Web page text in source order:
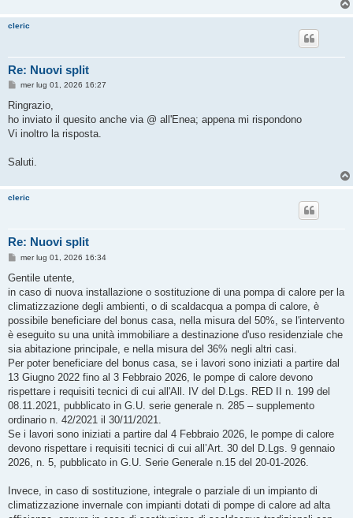
cleric
Re: Nuovi split
M
s
a
g
o
mer lug 01, 2026 16:27
Ringrazio,
ho inviato il quesito anche via @ all'Enea; appena mi rispondono
Vi inoltro la risposta.
Saluti.
cleric
Re: Nuovi split
M
s
a
g
i
o
mer lug 01, 2026 16:34
Gentile utente,
in caso di nuova installazione o sostituzione di una pompa di calore per la
climatizzazione degli ambienti, o di scaldacqua a pompa di calore, è
possibile beneficiare del bonus casa, nella misura del 50%, se l'intervento
è eseguito su una unità immobiliare a destinazione d'uso residenziale che
sia abitazione principale, e nella misura del 36% negli altri casi.
Per poter beneficiare del bonus casa, se i lavori sono iniziati a partire dal
13 Giugno 2022 fino al 3 Febbraio 2026, le pompe di calore devono
rispettare i requisiti tecnici di cui all'All. IV del D.Lgs. RED II n. 199 del
08.11.2021, pubblicato in G.U. serie generale n. 285 – supplemento
ordinario n. 42/2021 il 30/11/2021.
Se i lavori sono iniziati a partire dal 4 Febbraio 2026, le pompe di calore
devono rispettare i requisiti tecnici di cui all’Art. 30 del D.Lgs. 9 gennaio
2026, n. 5, pubblicato in G.U. Serie Generale n.15 del 20-01-2026.
Invece, in caso di sostituzione, integrale o parziale di un impianto di
climatizzazione invernale con impianti dotati di pompe di calore ad alta